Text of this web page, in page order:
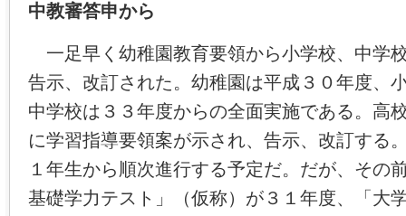
中教審答申から
一足早く幼稚園教育要領から小学校、中学
告示、改訂された。幼稚園は平成３０年度、
中学校は３３年度からの全面実施である。高
に学習指導要領案が示され、告示、改訂する
１年生から順次進行する予定だ。だが、その
基礎学力テスト」（仮称）が３１年度、「大